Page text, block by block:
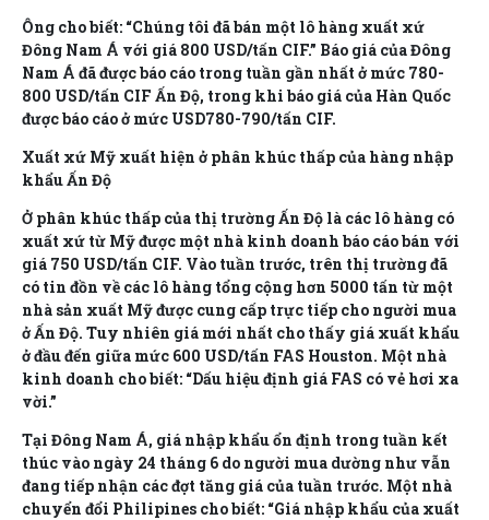
Ông cho biết: “Chúng tôi đã bán một lô hàng xuất xứ
Đông Nam Á với giá 800 USD/tấn CIF.” Báo giá của Đông
Nam Á đã được báo cáo trong tuần gần nhất ở mức 780-
800 USD/tấn CIF Ấn Độ, trong khi báo giá của Hàn Quốc
được báo cáo ở mức USD780-790/tấn CIF.
Xuất xứ Mỹ xuất hiện ở phân khúc thấp của hàng nhập
khẩu Ấn Độ
Ở phân khúc thấp của thị trường Ấn Độ là các lô hàng có
xuất xứ từ Mỹ được một nhà kinh doanh báo cáo bán với
giá 750 USD/tấn CIF. Vào tuần trước, trên thị trường đã
có tin đồn về các lô hàng tổng cộng hơn 5000 tấn từ một
nhà sản xuất Mỹ được cung cấp trực tiếp cho người mua
ở Ấn Độ. Tuy nhiên giá mới nhất cho thấy giá xuất khẩu
ở đầu đến giữa mức 600 USD/tấn FAS Houston. Một nhà
kinh doanh cho biết: “Dấu hiệu định giá FAS có vẻ hơi xa
vời.”
Tại Đông Nam Á, giá nhập khẩu ổn định trong tuần kết
thúc vào ngày 24 tháng 6 do người mua dường như vẫn
đang tiếp nhận các đợt tăng giá của tuần trước. Một nhà
chuyển đổi Philipines cho biết: “Giá nhập khẩu của xuất